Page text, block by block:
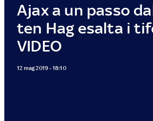
Ajax a un passo
ten Hag esalta i
VIDEO
12 mag 2019 - 18:10